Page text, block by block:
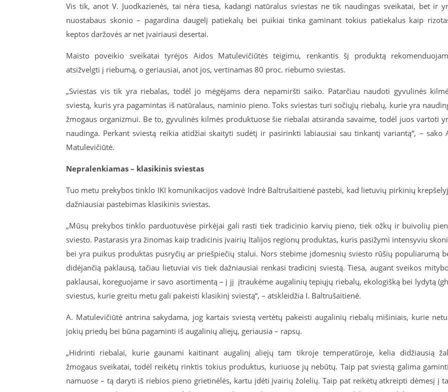
Vis tik, anot V. Juodkazienės, tai nėra tiesa, kadangi natūralus sviestas ne tik naudingas sveikatai, bet ir
nuostabaus skonio – pagardina daugelį patiekalų bei puikiai tinka gaminant tokius patiekalus kaip
keptos daržovės ar net įvairiausi desertai.
Maisto poveikio sveikatai tyrėjos Aidos Matulevičiūtės teigimu, renkantis šį produktą
atsižvelgti į riebumą, o geriausiai, anot jos, vertinamas 80 proc. riebumo sviestas.
„Sviestas vis tik yra riebalas, todėl jo mėgėjams dera nepamiršti saiko. Patarčiau naudoti gyvulinės
sviestą, kuris yra pagamintas iš natūralaus, naminio pieno. Toks sviestas turi sočiųjų riebalų, kurie yra
žmogaus organizmui. Be to, gyvulinės kilmės produktuose šie riebalai atsiranda savaime, todėl juos vartoti
naudinga. Perkant sviestą reikia atidžiai skaityti sudėtį ir pasirinkti labiausiai sau tinkantį variantą“, – sako
Matulevičiūtė.
Nepralenkiamas – klasikinis sviestas
Tuo metu prekybos tinklo IKI komunikacijos vadovė Indrė Baltrušaitienė pastebi, kad lietuvių pirkinių
dažniausiai pastebimas klasikinis sviestas.
„Mūsų prekybos tinklo parduotuvėse pirkėjai gali rasti tiek tradicinio karvių pieno, tiek ožkų ir buivolių
sviesto. Pastarasis yra žinomas kaip tradicinis įvairių Italijos regionų produktas, kuris pasižymi intensyviu
bei yra puikus produktas pusryčių ar priešpiečių stalui. Nors stebime įdomesnių sviesto rūšių populiarumą
didėjančią paklausą, tačiau lietuviai vis tiek dažniausiai renkasi tradicinį sviestą. Tiesa, augant sveikos
paklausai, koreguojame ir savo asortimentą – į jį įtraukėme augalinių tepiųjų riebalų, ekologišką bei lydytą
sviestus, kurie greitu metu gali pakeisti klasikinį sviestą“, – atskleidžia I. Baltrušaitienė.
A. Matulevičiūtė antrina sakydama, jog kartais sviestą vertėtų pakeisti augalinių riebalų mišiniais, kurie
jokių priedų bei būna pagaminti iš augalinių aliejų, geriausia – rapsų.
„Hidrinti riebalai, kurie gaunami kaitinant augalinį aliejų tam tikroje temperatūroje, kelia didžiausią
žmogaus sveikatai, todėl reikėtų rinktis tokius produktus, kuriuose jų nebūtų. Taip pat sviestą galima
namuose – tą daryti iš riebios pieno grietinėlės, kartu įdėti įvairių žolelių. Taip pat reikėtų atkreipti dėmesį į